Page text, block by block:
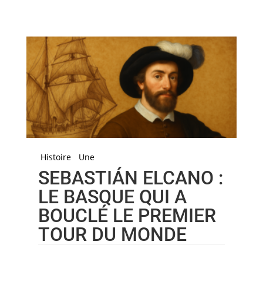
Histoire Une
SEBASTIÁN ELCANO :
LE BASQUE QUI A
BOUCLÉ LE PREMIER
TOUR DU MONDE